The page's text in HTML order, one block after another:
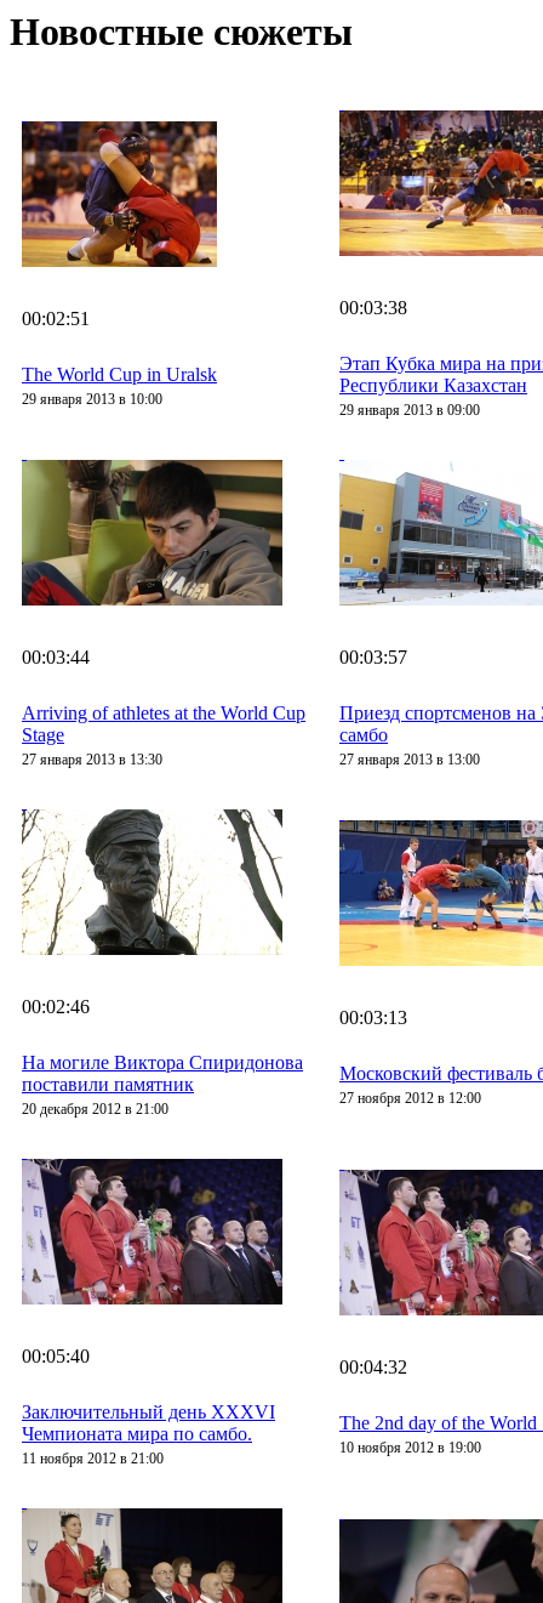
Новостные сюжеты
00:02:51
The World Cup in Uralsk
29 января 2013 в 10:00
00:03:38
Этап Кубка мира на
Республики Казахстан
29 января 2013 в 09:00
00:03:44
Arriving of athletes at the World Cup
Stage
27 января 2013 в 13:30
00:03:57
Приезд спортсменов
самбо
27 января 2013 в 13:00
00:02:46
На могиле Виктора Спиридонова
поставили памятник
20 декабря 2012 в 21:00
00:03:13
Московский фестиваль
27 ноября 2012 в 12:00
00:05:40
Заключительный день XXXVI
Чемпионата мира по самбо.
11 ноября 2012 в 21:00
00:04:32
The 2nd day of the World
10 ноября 2012 в 19:00